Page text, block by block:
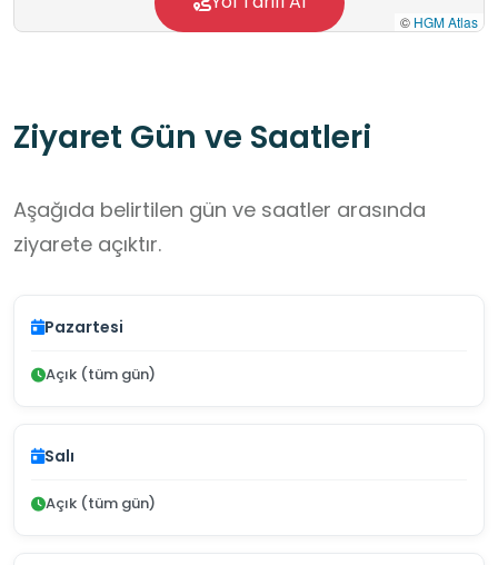
© HGM Atlas
Ziyaret Gün ve Saatleri
Aşağıda belirtilen gün ve saatler arasında
ziyarete açıktır.
Pazartesi
Açık (tüm gün)
Salı
Açık (tüm gün)